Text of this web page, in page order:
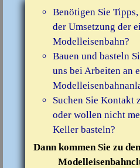
Benötigen Sie
der Umsetzung der
Modelleisenbahn?
Bauen und basteln
uns bei Arbeiten an
Suchen Sie Kontakt
oder wollen nicht
Keller basteln?
Dann kommen Sie zu